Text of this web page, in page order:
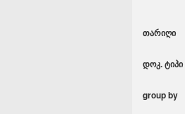
თარიღი
დოკ. ტიპი
group by